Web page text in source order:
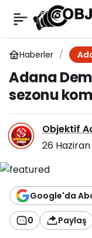
Haberler
Adana
sezonu
Objektif
26
Google'da
0 Paylaş
Adana
2024-2025
kombine satışını